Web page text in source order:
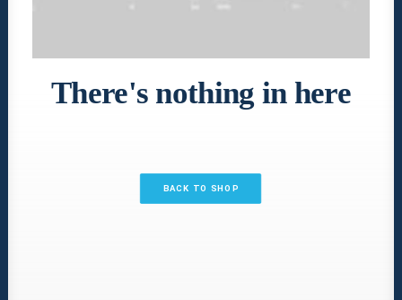
There's nothing in here
BACK TO SHOP